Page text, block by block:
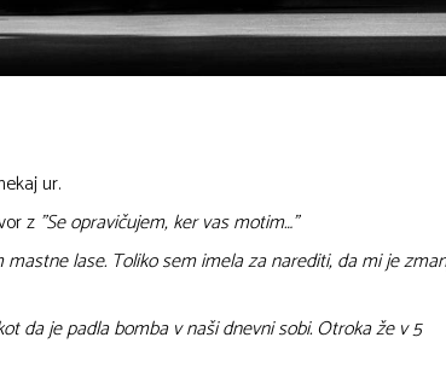
ur.
z ”Se opravičujem, ker vas motim…”
mastne lase. Toliko sem imela za narediti, da mi je
da je padla bomba v naši dnevni sobi. Otroka že v 5